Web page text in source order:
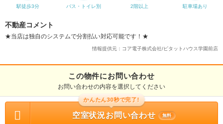
駅徒歩3分 バス・トイレ別 2階以上 駐車場あり
不動産コメント
★当店は独自のシステムで分割払い対応可能です！★
情報提供元：コア電子株式会社/ピタットハウス学園前店
この物件にお問い合わせ
お問い合わせの内容を選択してください
かんたん30秒で完了!
空室状況お問い合わせ 無料